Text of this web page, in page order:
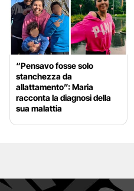
“Pensavo fosse solo
stanchezza da
allattamento”: Maria
racconta la diagnosi della
sua malattia